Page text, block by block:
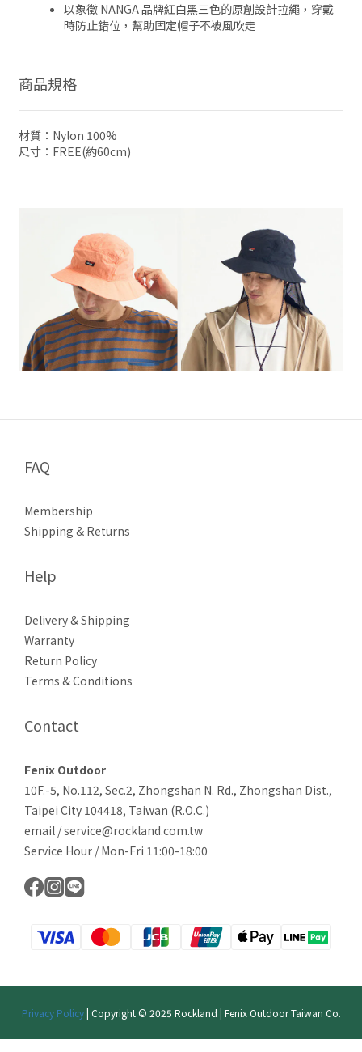
以象徵 NANGA 品牌紅白黑三色的原創設計拉繩，穿戴
時防止錯位，幫助固定帽子不被風吹走
商品規格
材質：Nylon 100%
尺寸：FREE(約60cm)
FAQ
Membership
Shipping & Returns
Help
Delivery & Shipping
Warranty
Return Policy
Terms & Conditions
Contact
Fenix Outdoor
10F.-5, No.112, Sec.2, Zhongshan N. Rd., Zhongshan Dist.,
Taipei City 104418, Taiwan (R.O.C.)
email / service@rockland.com.tw
Service Hour / Mon-Fri 11:00-18:00
Privacy Policy| Copyright © 2025 Rockland | Fenix Outdoor Taiwan Co.